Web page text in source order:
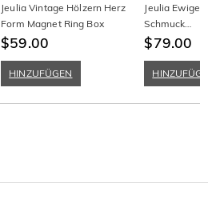
Jeulia Vintage Hölzern Herz
Form Magnet Ring Box
$59.00
HINZUFÜGEN
Jeulia Ewige
Schmuck
$79.00